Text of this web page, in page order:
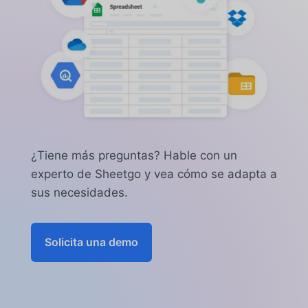
los productos para las organizaciones
Incluye mayor seguridad, gobernanza,
control de acceso, rendimiento y apoyo
a las adquisiciones.
Contactar ventas
empresa.
API, scripts ni recursos de desarrollo.
¿Tiene más preguntas? Hable con un
experto de Sheetgo y vea cómo se adapta a
sus necesidades.
Solicita una demo